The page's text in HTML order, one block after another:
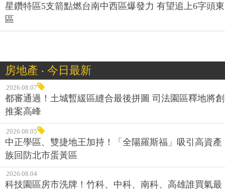
星鑽特區5支箭點燃台南中西區爆發力 有望追上6字頭東
區
房地產 ‧ 今日最新
2026.08.07
都審通過！土城暫緩區縫合最後拼圖 司法園區釋地將創
推案高峰
2026.08.05
中正學區、雙捷地王加持！「全陽羅斯福」吸引高資產
族回防北市蛋黃區
2026.08.04
科技園區房市洗牌！竹科、中科、南科、高雄誰買氣最